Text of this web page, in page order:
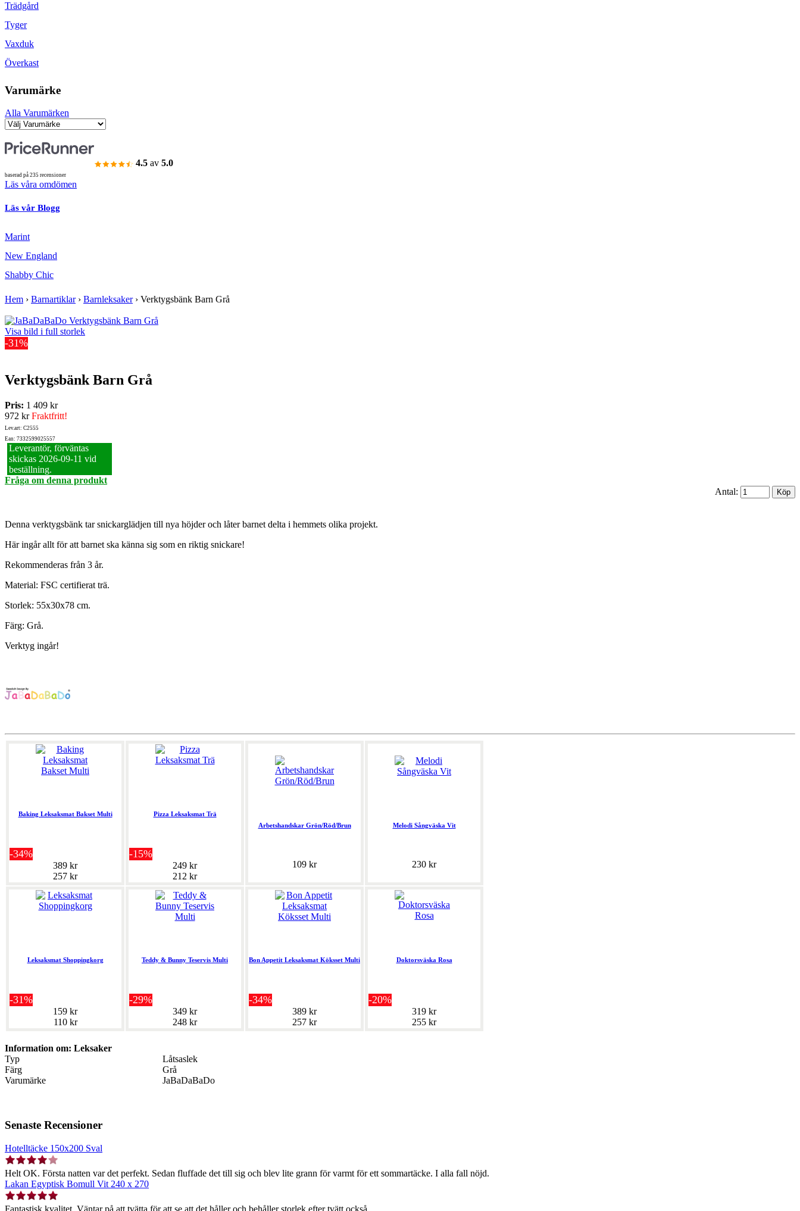
Trädgård
Tyger
Vaxduk
Överkast
Varumärke
Alla Varumärken
4.5 av 5.0
baserad på 235 recensioner
Läs våra omdömen
Läs vår Blogg
Marint
New England
Shabby Chic
Hem › Barnartiklar› Barnleksaker› Verktygsbänk Barn Grå
Visa bild i full storlek
-31%
Verktygsbänk Barn Grå
Pris: 1 409 kr
972 krFraktfritt!
Lev.art: C2555
Ean: 7332599025557
Leverantör, förväntas
skickas 2026‑09‑11 vid
beställning.
Fråga om denna produkt
Antal:
Denna verktygsbänk tar snickarglädjen till nya höjder och låter barnet delta i hemmets olika projekt.
Här ingår allt för att barnet ska känna sig som en riktig snickare!
Rekommenderas från 3 år.
Material: FSC certifierat trä.
Storlek: 55x30x78 cm.
Färg: Grå.
Verktyg ingår!
Baking Leksaksmat Bakset Multi
-34%
389 kr
257 kr
Pizza Leksaksmat Trä
-15%
249 kr
212 kr
Arbetshandskar Grön/Röd/Brun
109 kr
Melodi Sångväska Vit
230 kr
Leksaksmat Shoppingkorg
-31%
159 kr
110 kr
Teddy & Bunny Teservis Multi
-29%
349 kr
248 kr
Bon Appetit Leksaksmat Köksset Multi
-34%
389 kr
257 kr
Doktorsväska Rosa
-20%
319 kr
255 kr
Information om: Leksaker
Typ
Låtsaslek
Färg
Grå
Varumärke
JaBaDaBaDo
Senaste Recensioner
Hotelltäcke 150x200 Sval
Helt OK. Första natten var det perfekt. Sedan fluffade det till sig och blev lite grann för varmt för ett sommartäcke. I alla fall nöjd.
Lakan Egyptisk Bomull Vit 240 x 270
Fantastisk kvalitet. Väntar på att tvätta för att se att det håller och behåller storlek efter tvätt också.